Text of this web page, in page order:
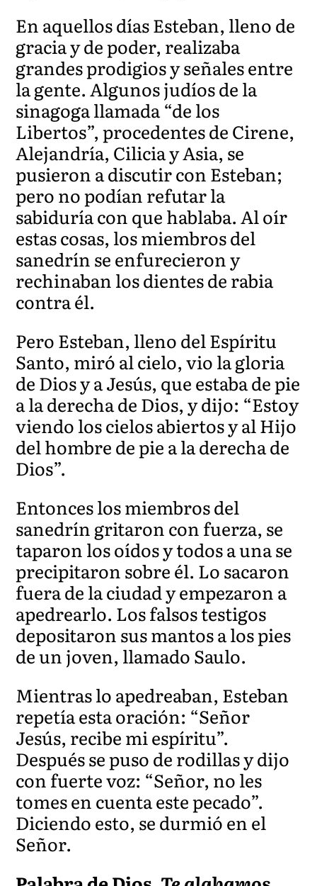
En aquellos días Esteban, lleno de
gracia y de poder, realizaba
grandes prodigios y señales entre
la gente. Algunos judíos de la
sinagoga llamada “de los
Libertos”, procedentes de Cirene,
Alejandría, Cilicia y Asia, se
pusieron a discutir con Esteban;
pero no podían refutar la
sabiduría con que hablaba. Al oír
estas cosas, los miembros del
sanedrín se enfurecieron y
rechinaban los dientes de rabia
contra él.
Pero Esteban, lleno del Espíritu
Santo, miró al cielo, vio la gloria
de Dios y a Jesús, que estaba de pie
a la derecha de Dios, y dijo: “Estoy
viendo los cielos abiertos y al Hijo
del hombre de pie a la derecha de
Dios”.
Entonces los miembros del
sanedrín gritaron con fuerza, se
taparon los oídos y todos a una se
precipitaron sobre él. Lo sacaron
fuera de la ciudad y empezaron a
apedrearlo. Los falsos testigos
depositaron sus mantos a los pies
de un joven, llamado Saulo.
Mientras lo apedreaban, Esteban
repetía esta oración: “Señor
Jesús, recibe mi espíritu”.
Después se puso de rodillas y dijo
con fuerte voz: “Señor, no les
tomes en cuenta este pecado”.
Diciendo esto, se durmió en el
Señor.